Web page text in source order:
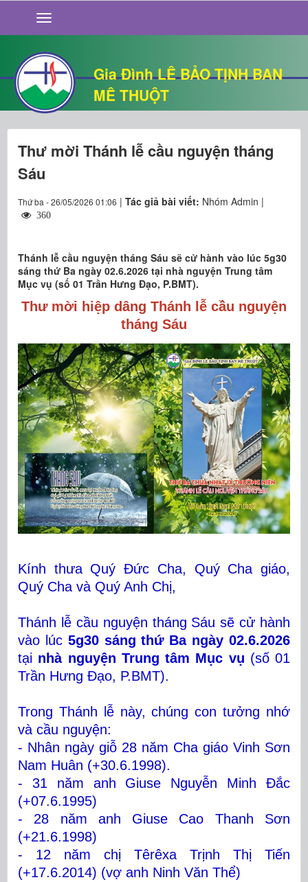
Gia Đình LÊ BẢO TỊNH BAN
MÊ THUỘT
GIỚI THIỆU
TIN TỨC
SỐNG ĐẠO
CHUYỆN NHÀ
QUÁN VĂN
THƯ GIÃN
Thư mời Thánh lễ cầu nguyện tháng
Sáu
Thứ ba - 26/05/2026 01:06 | Tác giả bài viết: Nhóm Admin |
360
Thánh lễ cầu nguyện tháng Sáu sẽ cử hành vào lúc 5g30
sáng thứ Ba ngày 02.6.2026 tại nhà nguyện Trung tâm
Mục vụ (số 01 Trần Hưng Đạo, P.BMT).
Thư mời hiệp dâng Thánh lễ cầu nguyện
tháng Sáu
Kính thưa Quý Đức Cha, Quý Cha giáo,
Quý Cha và Quý Anh Chị,
Thánh lễ cầu nguyện tháng Sáu sẽ cử hành
vào lúc 5g30 sáng thứ Ba ngày 02.6.2026
tại nhà nguyện Trung tâm Mục vụ (số 01
Trần Hưng Đạo, P.BMT).
Trong Thánh lễ này, chúng con tưởng nhớ
và cầu nguyện:
- Nhân ngày giỗ 28 năm Cha giáo Vinh Sơn
Nam Huân (+30.6.1998).
- 31 năm anh Giuse Nguyễn Minh Đắc
(+07.6.1995)
- 28 năm anh Giuse Cao Thanh Sơn
(+21.6.1998)
- 12 năm chị Têrêxa Trịnh Thị Tiến
(+17.6.2014) (vợ anh Ninh Văn Thể)